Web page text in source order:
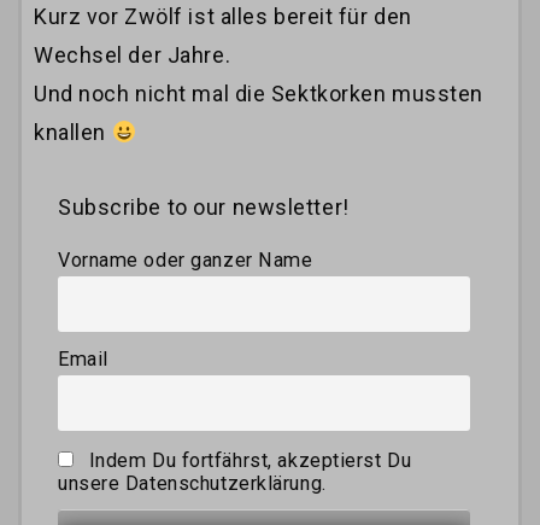
Kurz vor Zwölf ist alles bereit für den
Wechsel der Jahre.
Und noch nicht mal die Sektkorken mussten
knallen
Subscribe to our newsletter!
Vorname oder ganzer Name
Email
Indem Du fortfährst, akzeptierst Du
unsere Datenschutzerklärung.